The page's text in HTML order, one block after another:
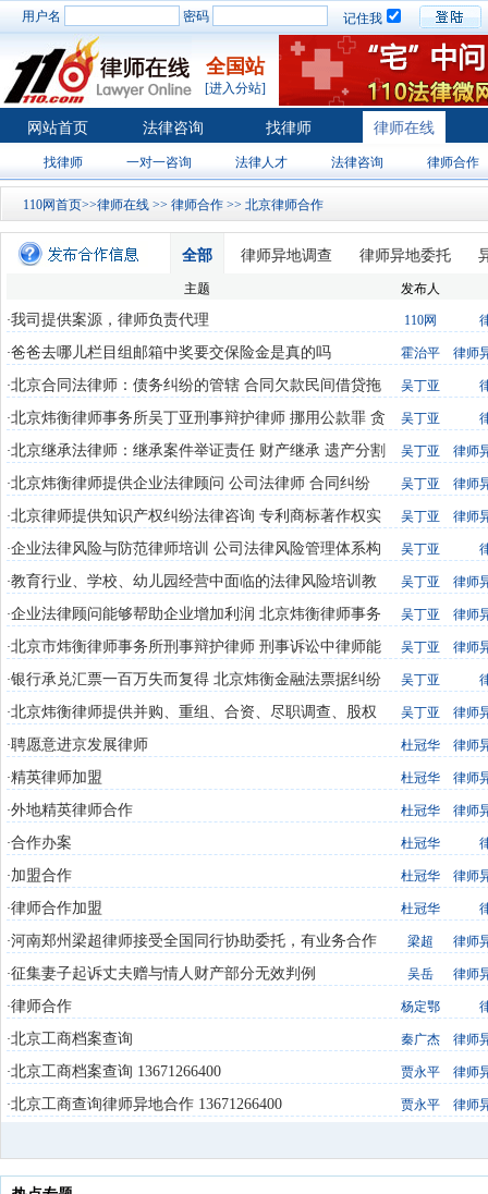
用户名 密码 记住我
全国站
[进入分站]
网站首页 法律咨询 找律师 律师在线
找律师 一对一咨询 法律人才 法律咨询 律师合作
110网首页>>律师在线 >> 律师合作 >> 北京律师合作
全部 律师异地调查 律师异地委托
主题 发布人
·我司提供案源，律师负责代理 110网
·爸爸去哪儿栏目组邮箱中奖要交保险金是真的吗 霍治平 律师
·北京合同法律师：债务纠纷的管辖 合同欠款民间借贷拖
欠工程款债权债务纠纷律师
吴丁亚
·北京炜衡律师事务所吴丁亚刑事辩护律师 挪用公款罪 贪
污罪 受贿经济犯罪辩护
吴丁亚
·北京继承法律师：继承案件举证责任 财产继承 遗产分割
遗嘱遗赠财产纠纷律师在线咨询
吴丁亚 律师
·北京炜衡律师提供企业法律顾问 公司法律师 合同纠纷
股权转让 尽职调查 股权投资
吴丁亚 律师
·北京律师提供知识产权纠纷法律咨询 专利商标著作权实
用新型纠纷律师
吴丁亚 律师
·企业法律风险与防范律师培训 公司法律风险管理体系构
建 公司治理和内部控制法律培训
吴丁亚
·教育行业、学校、幼儿园经营中面临的法律风险培训教
育法律专家律师培训降低风险
吴丁亚 律师
·企业法律顾问能够帮助企业增加利润 北京炜衡律师事务
所法律顾问律师
吴丁亚 律师
·北京市炜衡律师事务所刑事辩护律师 刑事诉讼中律师能
为您做什么 中国精英律师网
吴丁亚 律师
·银行承兑汇票一百万失而复得 北京炜衡金融法票据纠纷
律师法律咨询
吴丁亚
·北京炜衡律师提供并购、重组、合资、尽职调查、股权
投资、合同纠纷法律服务
吴丁亚 律师
·聘愿意进京发展律师 杜冠华 律师
·精英律师加盟 杜冠华 律师
·外地精英律师合作 杜冠华 律师
·合作办案 杜冠华
·加盟合作 杜冠华 律师
·律师合作加盟 杜冠华
·河南郑州梁超律师接受全国同行协助委托，有业务合作
需求的律师可以与我联系
梁超 律师
·征集妻子起诉丈夫赠与情人财产部分无效判例 吴岳 律师
·律师合作 杨定鄂
·北京工商档案查询 秦广杰 律师
·北京工商档案查询 13671266400 贾永平 律师
·北京工商查询律师异地合作 13671266400 贾永平 律师